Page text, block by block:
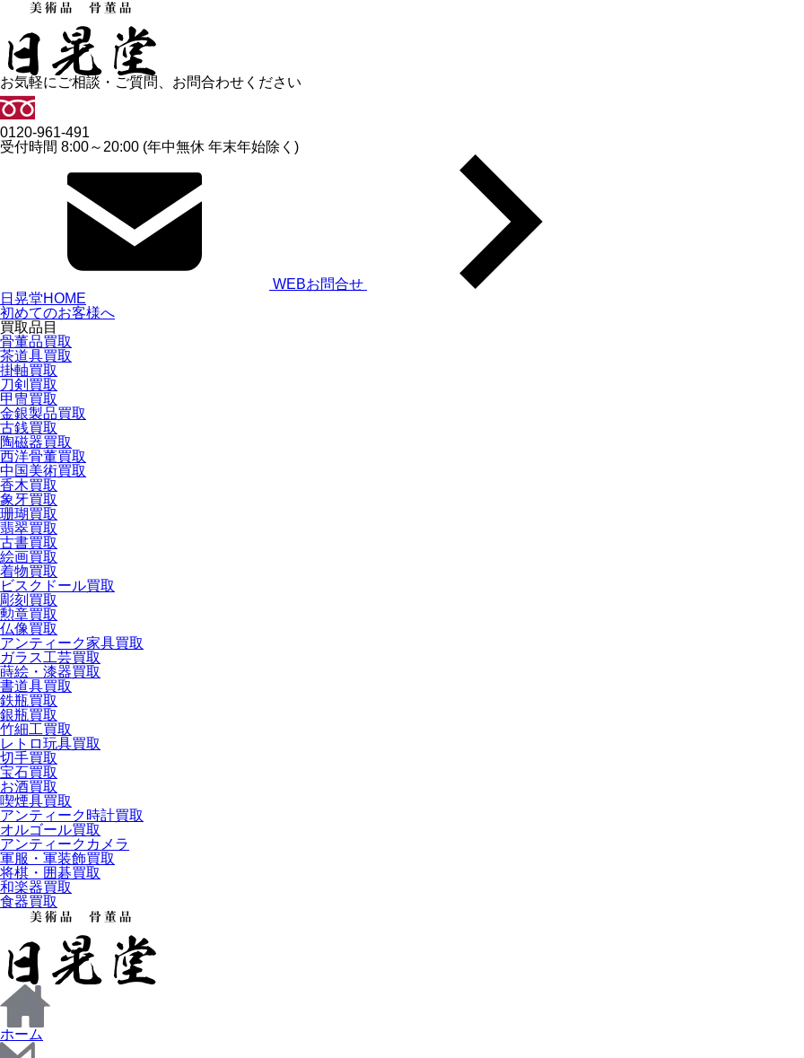
お気軽にご相談・ご質問、お問合わせください
0120-961-491
受付時間 8:00～20:00 (年中無休 年末年始除く)
WEBお問合せ
日晃堂HOME
初めてのお客様へ
買取品目
骨董品買取
茶道具買取
掛軸買取
刀剣買取
甲冑買取
金銀製品買取
古銭買取
陶磁器買取
西洋骨董買取
中国美術買取
香木買取
象牙買取
珊瑚買取
翡翠買取
古書買取
絵画買取
着物買取
ビスクドール買取
彫刻買取
勲章買取
仏像買取
アンティーク家具買取
ガラス工芸買取
蒔絵・漆器買取
書道具買取
鉄瓶買取
銀瓶買取
竹細工買取
レトロ玩具買取
切手買取
宝石買取
お酒買取
喫煙具買取
アンティーク時計買取
オルゴール買取
アンティークカメラ
軍服・軍装飾買取
将棋・囲碁買取
和楽器買取
食器買取
ホーム